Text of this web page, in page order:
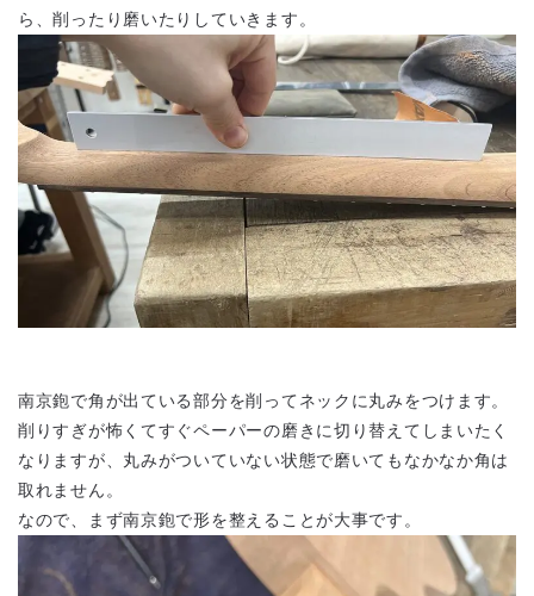
ら、削ったり磨いたりしていきます。
南京鉋で角が出ている部分を削ってネックに丸みをつけます。
削りすぎが怖くてすぐペーパーの磨きに切り替えてしまいたく
なりますが、丸みがついていない状態で磨いてもなかなか角は
取れません。
なので、まず南京鉋で形を整えることが大事です。